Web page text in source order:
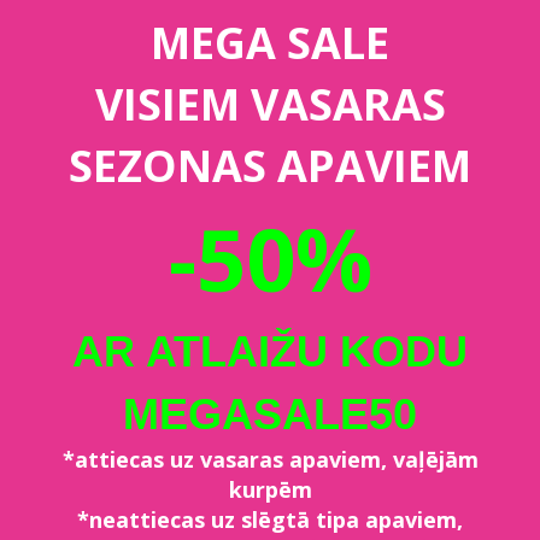
MEGA SALE
VISIEM VASARAS
SEZONAS APAVIEM
-50%
AR ATLAIŽU KODU
MEGASALE50
*attiecas uz vasaras apaviem, vaļējām
kurpēm
*neattiecas uz slēgtā tipa apaviem,